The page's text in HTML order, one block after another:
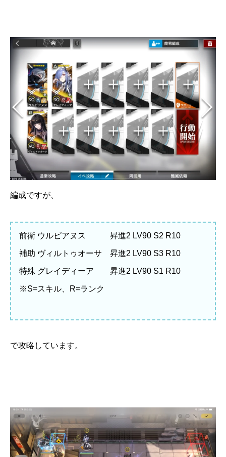
編成ですが、
前衛 ウルピアヌス 昇進2 LV90 S2 R10
補助 ヴィルトゥオーサ 昇進2 LV90 S3 R10
特殊 グレイディーア 昇進2 LV90 S1 R10
※S=スキル、R=ランク
で攻略しています。